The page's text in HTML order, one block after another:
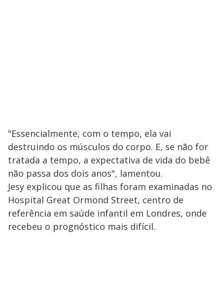
"Essencialmente, com o tempo, ela vai
destruindo os músculos do corpo. E, se não for
tratada a tempo, a expectativa de vida do bebê
não passa dos dois anos", lamentou.
Jesy explicou que as filhas foram examinadas no
Hospital Great Ormond Street, centro de
referência em saúde infantil em Londres, onde
recebeu o prognóstico mais difícil.